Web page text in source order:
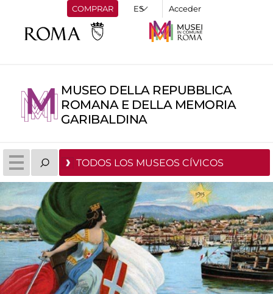
COMPRAR Acceder
MUSEO DELLA REPUBBLICA
ROMANA E DELLA MEMORIA
GARIBALDINA
TODOS LOS MUSEOS CÍVICOS